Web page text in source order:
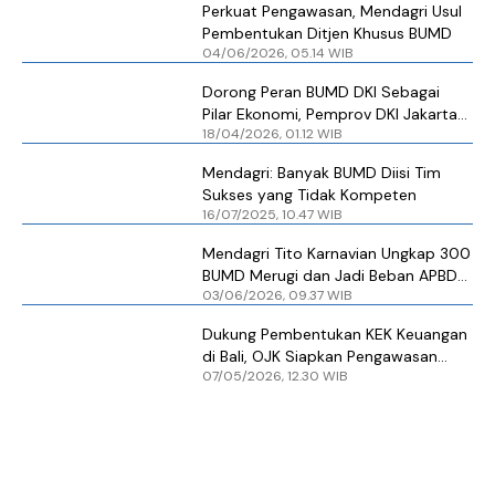
Perkuat Pengawasan, Mendagri Usul
Pembentukan Ditjen Khusus BUMD
04/06/2026, 05.14 WIB
Dorong Peran BUMD DKI Sebagai
Pilar Ekonomi, Pemprov DKI Jakarta
Gelar BUMD Leaders Forum
18/04/2026, 01.12 WIB
Mendagri: Banyak BUMD Diisi Tim
Sukses yang Tidak Kompeten
16/07/2025, 10.47 WIB
Mendagri Tito Karnavian Ungkap 300
BUMD Merugi dan Jadi Beban APBD
Daerah
03/06/2026, 09.37 WIB
Dukung Pembentukan KEK Keuangan
di Bali, OJK Siapkan Pengawasan
Khusus Hingga Inovasi Produk
07/05/2026, 12.30 WIB